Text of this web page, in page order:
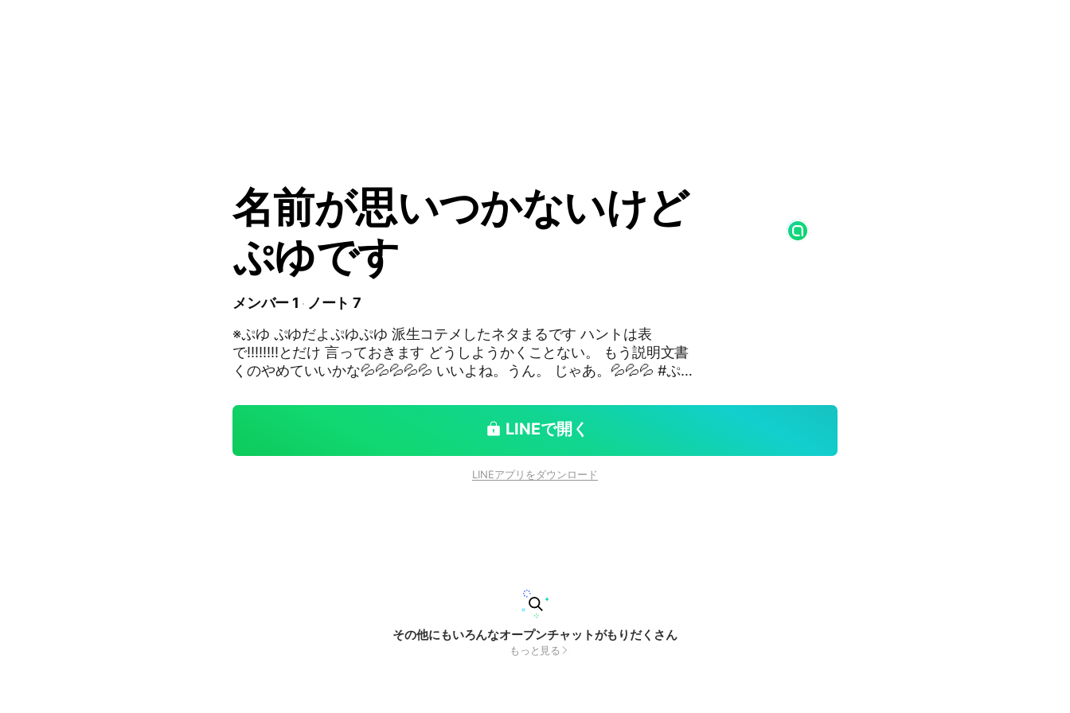
名前が思いつかないけど
ぷゆです
メンバー 1
ノート 7
※ぷゆ ぷゆだよぷゆぷゆ 派生コテメしたネタまるです ハントは表
で‼️‼️‼️‼️とだけ 言っておきます どうしようかくことない。 もう説明文書
くのやめていいかな💦💦💦💦💦 いいよね。うん。 じゃあ。💦💦💦 #ぷ
LINEで開く
LINEアプリをダウンロード
その他にもいろんなオープンチャットがもりだくさん
もっと見る